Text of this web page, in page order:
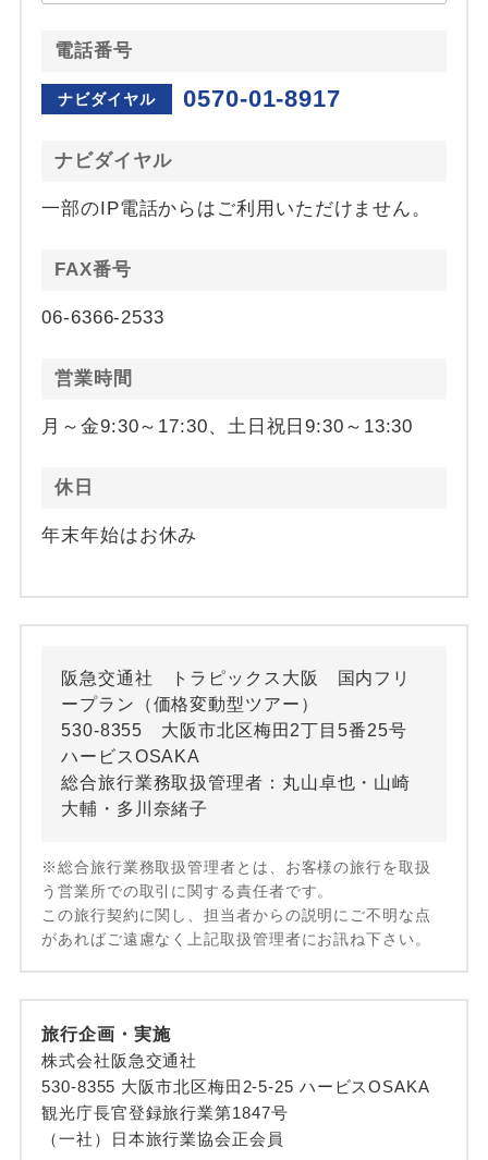
電話番号
ナビダイヤル 0570-01-8917
ナビダイヤル
一部のIP電話からはご利用いただけません。
FAX番号
06-6366-2533
営業時間
月～金9:30～17:30、土日祝日9:30～13:30
休日
年末年始はお休み
阪急交通社 トラピックス大阪 国内フリ
ープラン（価格変動型ツアー）
530-8355 大阪市北区梅田2丁目5番25号
ハービスOSAKA
総合旅行業務取扱管理者：丸山卓也・山崎
大輔・多川奈緒子
※総合旅行業務取扱管理者とは、お客様の旅行を取扱
う営業所での取引に関する責任者です。
この旅行契約に関し、担当者からの説明にご不明な点
があればご遠慮なく上記取扱管理者にお訊ね下さい。
旅行企画・実施
株式会社阪急交通社
530-8355 大阪市北区梅田2-5-25 ハービスOSAKA
観光庁長官登録旅行業第1847号
（一社）日本旅行業協会正会員